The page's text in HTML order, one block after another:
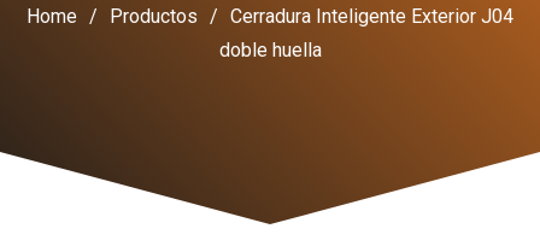
Home / Productos / Cerradura Inteligente Exterior J04
doble huella